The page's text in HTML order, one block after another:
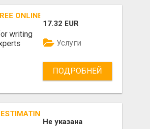
ONLINE SERVICES TODAY
writing
17.32 EUR
Услуги
ПОДРОБНЕЙ
SERVICES AVAILABLE
Не указана